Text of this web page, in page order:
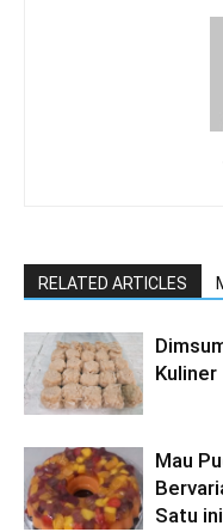
RELATED ARTICLES
Kuliner
Mau
Satu ini